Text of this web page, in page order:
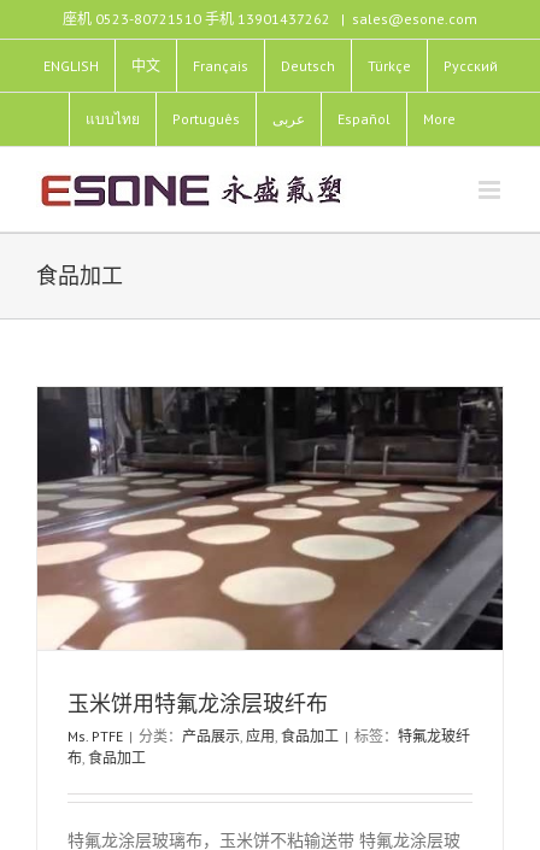
过
容
座机 0523-80721510 手机 13901437262 | sales@esone.com
ENGLISH 中文 Français Deutsch Türkçe Pусский
แบบไทย Português عربى Español More
食品加工
玉米饼用特氟龙涂层玻纤布
Ms. PTFE | 分类： 产品展示 应用 食品加工 | 标签： 特氟龙玻纤
布 食品加工
特氟龙涂层玻璃布，玉米饼不粘输送带 特氟龙涂层玻